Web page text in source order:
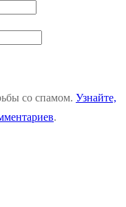
со спамом. Узнайте,
.